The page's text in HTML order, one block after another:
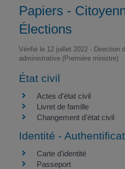
Papiers -
Élections
Vérifié le 12 juillet 2022 - Direction
administrative (Première ministre)
État civil
Actes d'état civil
Livret de famille
Changement d'état civil
Identité -
Carte d'identité
Passeport